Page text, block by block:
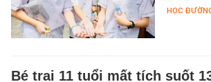
HỌC
Bé trai 11 tuổi mất tích suốt